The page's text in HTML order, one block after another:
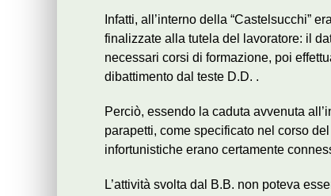
Infatti, all’interno della “Castelsucchi”
finalizzate alla tutela del lavoratore: il
necessari corsi di formazione, poi
dibattimento dal teste D.D. .
Perciò, essendo la caduta avvenuta
parapetti, come specificato nel corso
infortunistiche erano certamente
L’attività svolta dal B.B. non poteva